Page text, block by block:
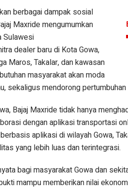
berbagai dampak sosial
Maxride mengumumkan
Sulawesi
dealer baru di Kota Gowa,
Maros, Takalar, dan kawasan
masyarakat akan moda
sekaligus mendorong
Bajaj Maxride tidak hanya
dengan aplikasi transportasi
aplikasi di wilayah Gowa,
yang lebih luas dan terintegrasi.
bagi masyarakat Gowa dan
mampu memberikan nilai